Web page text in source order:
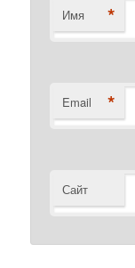
Имя *
Email *
Сайт